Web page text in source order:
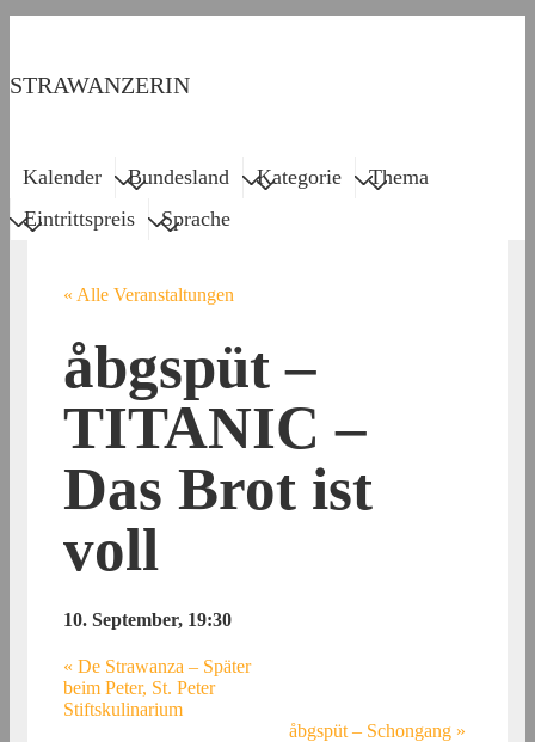
Inhalt
STRAWANZERIN
Main
Kalender Bundesland Kategorie
Thema
Eintrittspreis
Sprache
« Alle Veranstaltungen
åbgspüt –
TITANIC –
Das Brot ist
voll
10. September, 19:30
« De Strawanza – Später
beim Peter, St. Peter
Stiftskulinarium
åbgspüt – Schongang »